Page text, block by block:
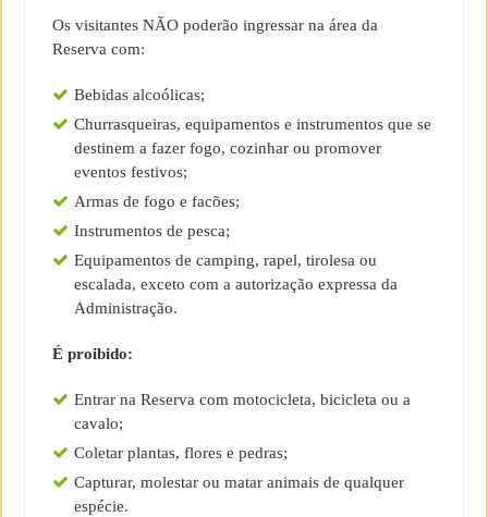
Os visitantes NÃO poderão ingressar na área da
Reserva com:
Bebidas alcoólicas;
Churrasqueiras, equipamentos e instrumentos que se
destinem a fazer fogo, cozinhar ou promover
eventos festivos;
Armas de fogo e facões;
Instrumentos de pesca;
Equipamentos de camping, rapel, tirolesa ou
escalada, exceto com a autorização expressa da
Administração.
É proibido:
Entrar na Reserva com motocicleta, bicicleta ou a
cavalo;
Coletar plantas, flores e pedras;
Capturar, molestar ou matar animais de qualquer
espécie.